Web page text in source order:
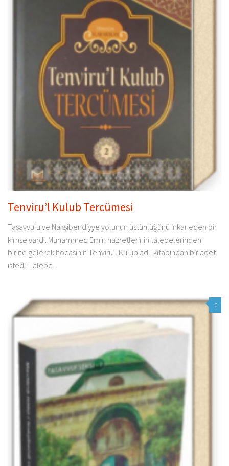
Tenviru’l Kulub Tercümesi
Tasavvufu ve Nakşibendiyye yolunun üstünlüğünü inkar eden bir
kimse vardı. Muhammed Emin hazretlerinin talebelerinden
birine gelerek hocasının Tenviru’l Kulub adlı kitabından bir adet
istedi. Talebe...
0